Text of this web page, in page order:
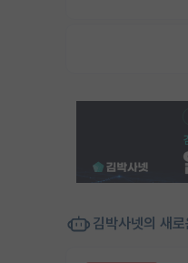
김박사넷의 새